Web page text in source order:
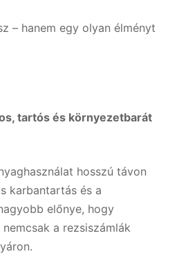
– hanem egy olyan élményt
tartós és környezetbarát
hosszú távon
karbantartás és a
előnye, hogy
nemcsak a rezsiszámlák